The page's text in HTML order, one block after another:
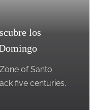
los
of Santo
five centuries.